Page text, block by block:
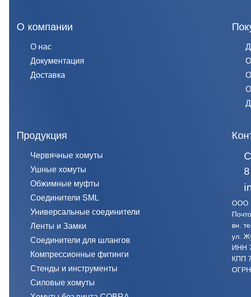
О компании
О нас
Документация
Доставка
Продукция
Червячные хомуты
Ушные хомуты
Обжимные муфты
Соединители SML
Универсальные соединители
Ленты и Замки
Соединители для шлангов
Компрессионные фитинги
Стенды и инструменты
Силовые хомуты
ООО
вн.
ул.
ИНН
КПП
ОГРН